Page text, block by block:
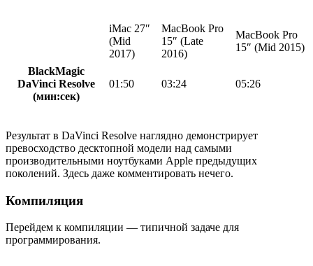
iMac 27″
(Mid
2017)
MacBook Pro
15″ (Late
2016)
MacBook Pro
15″ (Mid 2015)
BlackMagic
DaVinci Resolve
(мин:сек)
01:50 03:24 05:26
Результат в DaVinci Resolve наглядно демонстрирует
превосходство десктопной модели над самыми
производительными ноутбуками Apple предыдущих
поколений. Здесь даже комментировать нечего.
Компиляция
Перейдем к компиляции — типичной задаче для
программирования.